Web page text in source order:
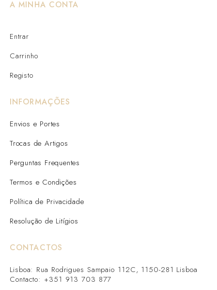
A MINHA CONTA
Entrar
Carrinho
Registo
INFORMAÇÕES
Envios e Portes
Trocas de Artigos
Perguntas Frequentes
Termos e Condições
Política de Privacidade
Resolução de Litígios
CONTACTOS
Lisboa: Rua Rodrigues Sampaio 112C, 1150-281 Lisboa
Contacto: +351 913 703 877